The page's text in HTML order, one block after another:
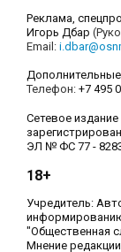
Реклама,
Игорь Дбар
Email:
Телефон: +7 495
Сетевое
ЭЛ № ФС 77 -
18+
Учредитель:
"Общественная
Мнение